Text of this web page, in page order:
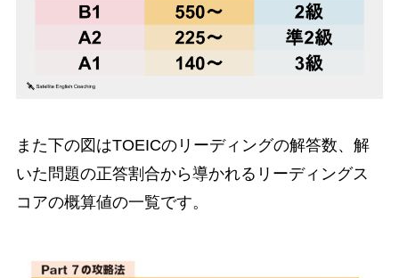
また下の図はTOEICのリーディングの解答数、解
いた問題の正答割合から導かれるリーディングス
コアの概算値の一覧です。